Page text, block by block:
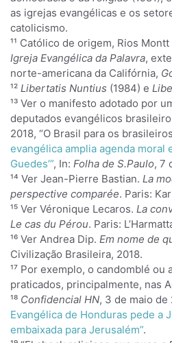
as igrejas evangélicas e os
catolicismo.
¹¹ Católico de origem, Rios
Igreja Evangélica da Palavra,
norte-americana da Califórnia,
¹² Libertatis Nuntius (1984) e
¹³ Ver o manifesto adotado por
deputados evangélicos
2018, “O Brasil para os
evangélica amplia agenda moral
Guedes’”, In: Folha de S.Paulo, 7
¹⁴ Ver Jean-Pierre Bastian. La
perspective comparée. Paris:
¹⁵ Ver Véronique Lecaros. La
Le cas du Pérou. Paris:
¹⁶ Ver Andrea Dip. Em nome de
Civilização Brasileira, 2018.
¹⁷ Por exemplo, o candomblé ou
praticados, principalmente, nas
¹⁸ Confidencial HN, 3 de maio de
Evangélica de Honduras pede a
embaixada para Jerusalém”.